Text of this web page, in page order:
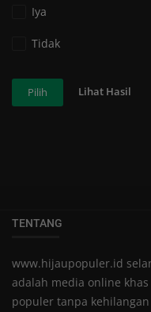
Iya
Tidak
Pilih Lihat Hasil
TENTANG
www.hijaupopuler.id
adalah media online
populer tanpa